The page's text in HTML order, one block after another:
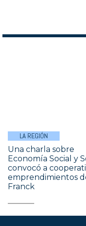
LA REGIÓN
Una charla sobre
Economía Social y
convocó a
emprendimientos
Franck